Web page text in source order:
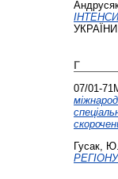
Г
07/01-
Гусак,